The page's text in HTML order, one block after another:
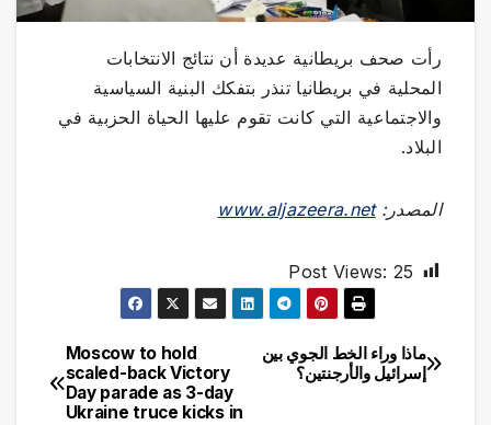
رأت صحف بريطانية عديدة أن نتائج الانتخابات
المحلية في بريطانيا تنذر بتفكك البنية السياسية
والاجتماعية التي كانت تقوم عليها الحياة الحزبية في
البلاد.
المصدر:www.aljazeera.net
Post Views: 25
تصفّح
Moscow to hold
scaled-back Victory
Day parade as 3-day
Ukraine truce kicks in
ماذا وراء الخط الجوي بين
إسرائيل والأرجنتين؟